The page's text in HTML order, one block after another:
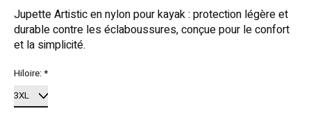
Jupette Artistic en nylon pour kayak : protection légère et
durable contre les éclaboussures, conçue pour le confort
et la simplicité.
Hiloire:*